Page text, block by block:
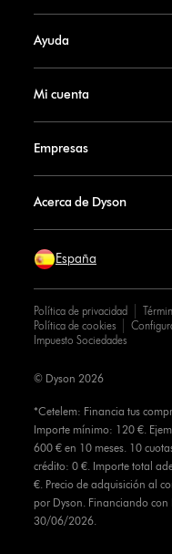
Ayuda
Mi cuenta
Empresas
Acerca de Dyson
España
Política de privacidad
Política de cookies
Impuesto Sociedades
*Cetelem: Financia tus
Importe mínimo: 120 €.
600 € en 10 meses. 10
crédito: 0 €. Importe total
€. Precio de adquisición al
por Dyson. Financiando con
30/06/2026.
© Dyson 2026